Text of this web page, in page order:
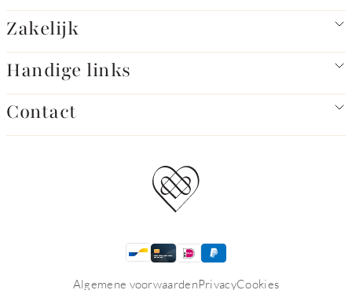
Zakelijk
Handige links
Contact
Algemene voorwaardenPrivacyCookies